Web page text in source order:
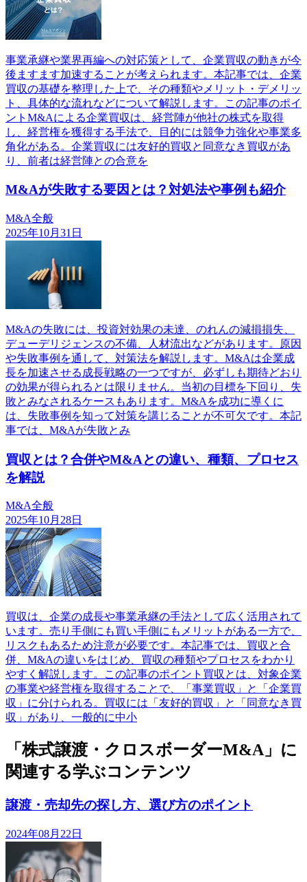
事業承継や業界再編への対応策として、企業買収の動きが今
後ますます加速することが考えられます。本記事では、企業
買収の基礎を整理した上で、その種類やメリット・デメリッ
ト、具体的な流れなどについて解説します。この記事のポイ
ントM&Aによる企業買収は、経営陣が他社の株式を取得
し、経営権を獲得する手法で、目的には競争力強化や事業多
角化がある。企業買収には友好的買収と同意なき買収があ
り、前者は経営陣との合意を
M&Aが失敗する要因とは？対処法や事例も紹介
M&A全般
2025年10月31日
M&Aの失敗には、投資対効果の未達、のれんの減損損失、
デューデリジェンスの不備、人材流出などがあります。原因
や失敗事例を通して、対策法を解説します。M&Aは企業成
長を加速させる成長戦略の一つですが、必ずしも期待どおり
の効果が得られるとは限りません。当初の目標を下回り、失
敗とみなされるケースもあります。M&Aを成功に導くに
は、失敗事例を知って対策を講じることが不可欠です。本記
事では、M&Aが失敗とみ
買収とは？合併やM&Aとの違い、種類、プロセス
を解説
M&A全般
2025年10月28日
買収は、企業の成長や事業承継の手法として広く活用されて
います。売り手側にも買い手側にもメリットがある一方で、
リスクもあるため注意が必要です。本記事では、買収と合
併、M&Aの違いをはじめ、買収の種類やプロセスをわかり
やすく解説します。この記事のポイント買収とは、対象企業
の事業や経営権を取得することで、「事業買収」と「企業買
収」に分けられる。買収には「友好的買収」と「同意なき買
収」があり、一般的に中小
「株式譲渡・クロスボーダーM&A」に
関連する学ぶコンテンツ
譲渡・売却先の探し方、選び方のポイント
2024年08月22日